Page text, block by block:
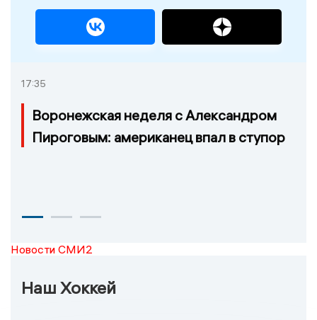
17:35
Воронежская неделя с Александром
Пироговым: американец впал в ступор
Новости СМИ2
Наш Хоккей